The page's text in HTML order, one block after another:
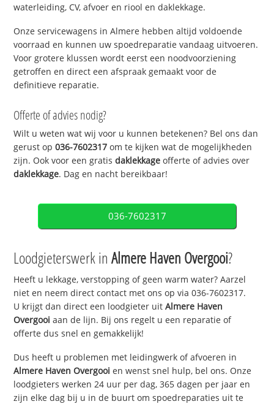
waterleiding, CV, afvoer en riool en daklekkage.
Onze servicewagens in Almere hebben altijd voldoende
voorraad en kunnen uw spoedreparatie vandaag uitvoeren.
Voor grotere klussen wordt eerst een noodvoorziening
getroffen en direct een afspraak gemaakt voor de
definitieve reparatie.
Offerte of advies nodig?
Wilt u weten wat wij voor u kunnen betekenen? Bel ons dan
gerust op036-7602317 om te kijken wat de mogelijkheden
zijn. Ook voor een gratisdaklekkage offerte of advies over
daklekkage. Dag en nacht bereikbaar!
036-7602317
Loodgieterswerk inAlmere Haven Overgooi?
Heeft u lekkage, verstopping of geen warm water? Aarzel
niet en neem direct contact met ons op via 036-7602317.
U krijgt dan direct een loodgieter uitAlmere Haven
Overgooi aan de lijn. Bij ons regelt u een reparatie of
offerte dus snel en gemakkelijk!
Dus heeft u problemen met leidingwerk of afvoeren in
Almere Haven Overgooi en wenst snel hulp, bel ons. Onze
loodgieters werken 24 uur per dag, 365 dagen per jaar en
zijn elke dag bij u in de buurt om spoedreparaties uit te